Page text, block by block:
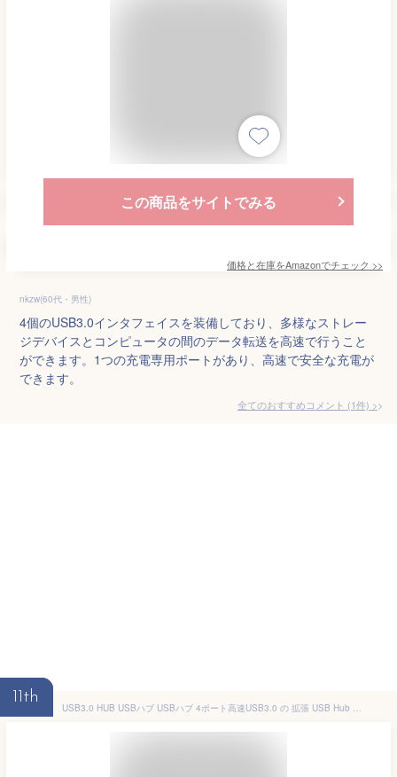
この商品をサイトでみる
価格と在庫をAmazonでチェック >>
nkzw(60代・男性)
4個のUSB3.0インタフェイスを装備しており、多様なストレー
ジデバイスとコンピュータの間のデータ転送を高速で行うこと
ができます。1つの充電専用ポートがあり、高速で安全な充電が
できます。
全てのおすすめコメント (1件) >
11th
USB3.0 HUB USBハブ USBハブ 4ポート高速USB3.0 の 拡張 USB Hub USB2.0 高速 軽量 独立スイッチ付 アダプター USB1.1互換